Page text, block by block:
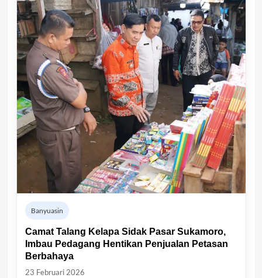
Banyuasin
Camat Talang Kelapa Sidak Pasar Sukamoro,
Imbau Pedagang Hentikan Penjualan Petasan
Berbahaya
23 Februari 2026